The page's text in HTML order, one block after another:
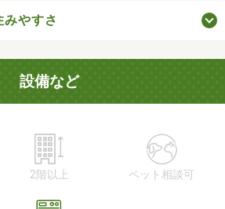
やすさ
設備など
2階以上 ペット相談可